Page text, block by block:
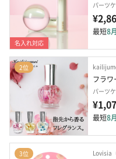
名入れ対応
パーツ
最短8
2位
フラワ
パーツ
最短8
3位 Lovisia